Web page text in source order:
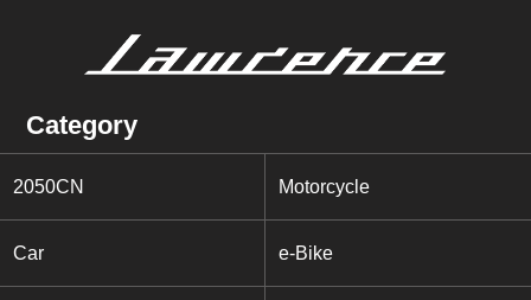
Category
2050CN Motorcycle
Car e-Bike